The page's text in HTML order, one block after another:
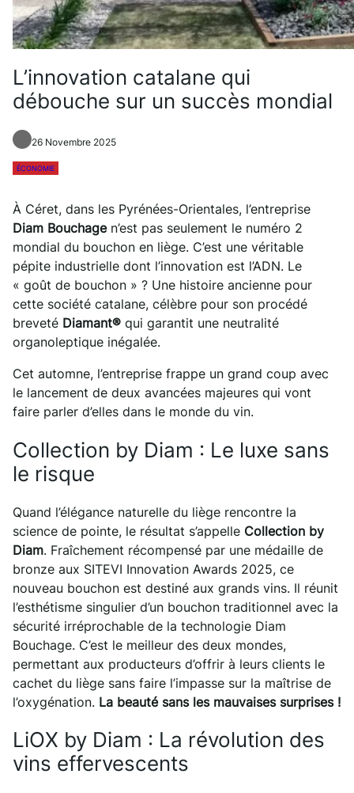
L’innovation catalane qui
débouche sur un succès mondial
26 Novembre 2025
ÉCONOMIE
À Céret, dans les Pyrénées-Orientales, l’entreprise
Diam Bouchagen’est pas seulement le numéro 2
mondial du bouchon en liège. C’est une véritable
pépite industrielle dont l’innovation est l’ADN. Le
« goût de bouchon » ? Une histoire ancienne pour
cette société catalane, célèbre pour son procédé
breveté Diamant® qui garantit une neutralité
organoleptique inégalée.
Cet automne, l’entreprise frappe un grand coup avec
le lancement de deux avancées majeures qui vont
faire parler d’elles dans le monde du vin.
Collection by Diam : Le luxe sans
le risque
Quand l’élégance naturelle du liège rencontre la
science de pointe, le résultat s’appelle Collection by
Diam. Fraîchement récompensé par une médaille de
bronze aux SITEVI Innovation Awards 2025, ce
nouveau bouchon est destiné aux grands vins. Il réunit
l’esthétisme singulier d’un bouchon traditionnel avec la
sécurité irréprochable de la technologie Diam
Bouchage. C’est le meilleur des deux mondes,
permettant aux producteurs d’offrir à leurs clients le
cachet du liège sans faire l’impasse sur la maîtrise de
l’oxygénation. La beauté sans les mauvaises surprises !
LiOX by Diam : La révolution des
vins effervescents